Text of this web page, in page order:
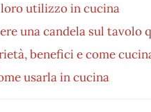
utilizzo in cucina
una candela sul tavolo
benefici e come
usarla in cucina